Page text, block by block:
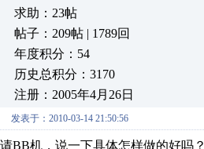
求助：23帖
帖子：209帖 | 1789回
年度积分：54
历史总积分：3170
注册：2005年4月26日
发表于：2010-03-14 21:50:56
请BB机，说一下具体怎样做的好吗？